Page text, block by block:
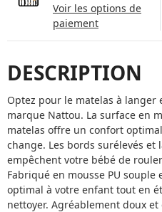
Voir les options de
paiement
DESCRIPTION
Optez pour le matelas à langer
marque Nattou. La surface en
matelas offre un confort
change. Les bords surélevés
empêchent votre bébé de
Fabriqué en mousse PU
optimal à votre enfant tout en
nettoyer. Agréablement doux